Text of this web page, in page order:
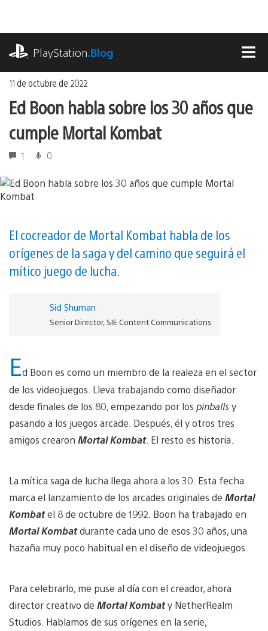
contenido
PlayStation.Blog
11 de octubre de 2022
Ed Boon habla sobre los 30 años que
cumple Mortal Kombat
1 0
El cocreador de Mortal Kombat habla de los
orígenes de la saga y del camino que seguirá el
mítico juego de lucha.
Sid Shuman
Senior Director, SIE Content Communications
Ed Boon es como un miembro de la realeza en el sector
de los videojuegos. Lleva trabajando como diseñador
desde finales de los 80, empezando por los pinballsy
pasando a los juegos arcade. Después, él y otros tres
amigos crearon Mortal Kombat. El resto es historia.
La mítica saga de lucha llega ahora a los 30. Esta fecha
marca el lanzamiento de los arcades originales de Mortal
Kombatel 8 de octubre de 1992. Boon ha trabajado en
Mortal Kombatdurante cada uno de esos 30 años, una
hazaña muy poco habitual en el diseño de videojuegos.
Para celebrarlo, me puse al día con el creador, ahora
director creativo de Mortal Kombaty NetherRealm
Studios. Hablamos de sus orígenes en la serie,